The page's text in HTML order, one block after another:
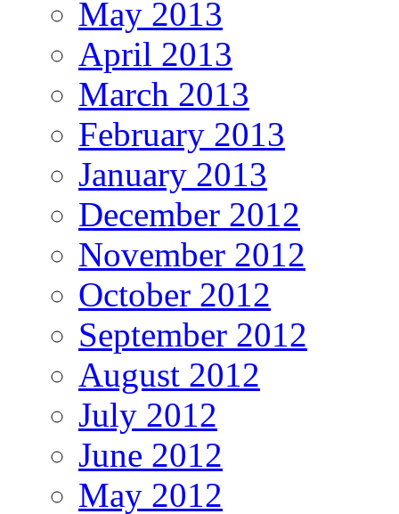
May 2013
April 2013
March 2013
February 2013
January 2013
December 2012
November 2012
October 2012
September 2012
August 2012
July 2012
June 2012
May 2012